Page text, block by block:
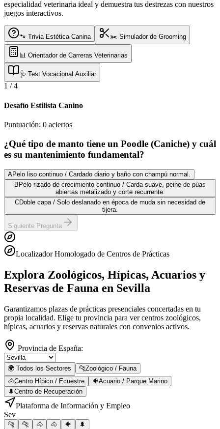
especialidad veterinaria ideal y demuestra tus destrezas con nuestros
juegos interactivos.
🐾 Trivia Estética Canina ✂️ Simulador de Grooming
📊 Orientador de Carreras Veterinarias
🩺 Test Vocacional Auxiliar
1 /4
Desafío Estilista Canino
Puntuación: 0 aciertos
¿Qué tipo de manto tiene un Poodle (Caniche) y cuál
es su mantenimiento fundamental?
APelo liso continuo / Cardado diario y baño con champú normal.
B Pelo rizado de crecimiento continuo / Carda suave, peine de púas
abiertas metalizado y corte recurrente.
CDoble capa / Solo deslanado en época de muda sin necesidad de
tijera.
Siguiente Pregunta
Localizador Homologado de Centros de Prácticas
Explora Zoológicos, Hípicas, Acuarios y
Reservas de Fauna en Sevilla
Garantizamos plazas de prácticas presenciales concertadas en tu
propia localidad. Elige tu provincia para ver centros zoológicos,
hípicas, acuarios y reservas naturales con convenios activos.
Provincia de España:
🌍 Todos los Sectores 🐆Zoológico / Fauna
🐴Centro Hípico / Ecuestre 🐠Acuario / Parque Marino
🌲Centro de Recuperación
Plataforma de Información y Empleo
Sev
🐆 🐆 🐴 🐴 🐠 🌲